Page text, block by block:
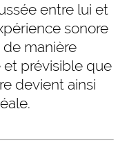
entre lui et
sonore
manière
prévisible que
devient ainsi